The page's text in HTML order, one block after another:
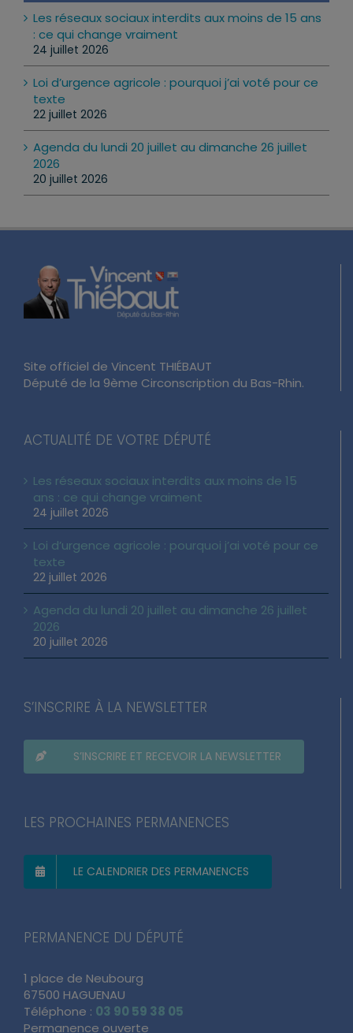
Les réseaux sociaux interdits aux moins de 15 ans
: ce qui change vraiment
24 juillet 2026
Loi d’urgence agricole : pourquoi j’ai voté pour ce
texte
22 juillet 2026
Agenda du lundi 20 juillet au dimanche 26 juillet
2026
20 juillet 2026
Site officiel de Vincent THIÉBAUT
Député de la 9ème Circonscription du Bas-Rhin.
ACTUALITÉ DE VOTRE DÉPUTÉ
Les réseaux sociaux interdits aux moins de 15
ans : ce qui change vraiment
24 juillet 2026
Loi d’urgence agricole : pourquoi j’ai voté pour ce
texte
22 juillet 2026
Agenda du lundi 20 juillet au dimanche 26 juillet
2026
20 juillet 2026
S’INSCRIRE À LA NEWSLETTER
S’INSCRIRE ET RECEVOIR LA NEWSLETTER
LES PROCHAINES PERMANENCES
LE CALENDRIER DES PERMANENCES
PERMANENCE DU DÉPUTÉ
1 place de Neubourg
67500 HAGUENAU
Téléphone : 03 90 59 38 05
Permanence ouverte